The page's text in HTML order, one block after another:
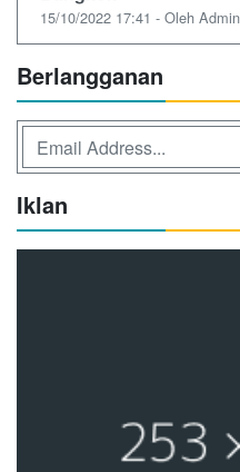
15/10/2022 17:41 - Oleh
Berlangganan
Iklan